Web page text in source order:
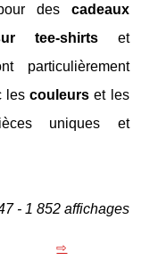
des cadeaux
tee-shirtset
particulièrement
lescouleurs et les
uniques et
- 1 852 affichages